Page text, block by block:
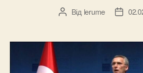
Автор
Від lerume
Дата